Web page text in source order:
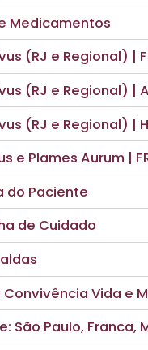
Medicamentos
(RJ e Regional) |
(RJ e Regional)
(RJ e Regional) |
e Plames Aurum |
do Paciente
de Cuidado
Vida e
São Paulo, Franca,